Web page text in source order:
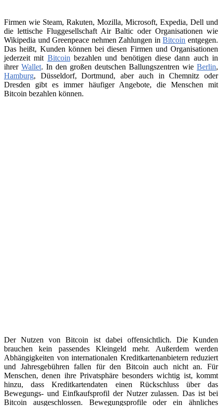
Firmen wie Steam, Rakuten, Mozilla, Microsoft, Expedia, Dell und
die lettische Fluggesellschaft Air Baltic oder Organisationen wie
Wikipedia und Greenpeace nehmen Zahlungen inBitcoin entgegen.
Das heißt, Kunden können bei diesen Firmen und Organisationen
jederzeit mit Bitcoin bezahlen und benötigen diese dann auch in
ihrer Wallet. In den großen deutschen Ballungszentren wie Berlin,
Hamburg, Düsseldorf, Dortmund, aber auch in Chemnitz oder
Dresden gibt es immer häufiger Angebote, die Menschen mit
Bitcoin bezahlen können.
Der Nutzen von Bitcoin ist dabei offensichtlich. Die Kunden
brauchen kein passendes Kleingeld mehr. Außerdem werden
Abhängigkeiten von internationalen Kreditkartenanbietern reduziert
und Jahresgebühren fallen für den Bitcoin auch nicht an. Für
Menschen, denen ihre Privatsphäre besonders wichtig ist, kommt
hinzu, dass Kreditkartendaten einen Rückschluss über das
Bewegungs- und Einfkaufsprofil der Nutzer zulassen. Das ist bei
Bitcoin ausgeschlossen. Bewegungsprofile oder ein ähnliches